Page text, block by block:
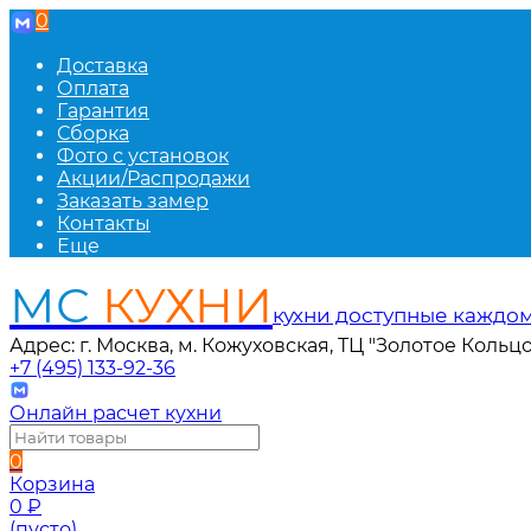
0
Доставка
Оплата
Гарантия
Сборка
Фото с установок
Акции/Распродажи
Заказать замер
Контакты
Еще
МС КУХНИ кухни доступные
Адрес: г. Москва, м. Кожуховская, ТЦ "Золотое
+7 (495) 133-92-36
Онлайн расчет кухни
0
Корзина
0 ₽